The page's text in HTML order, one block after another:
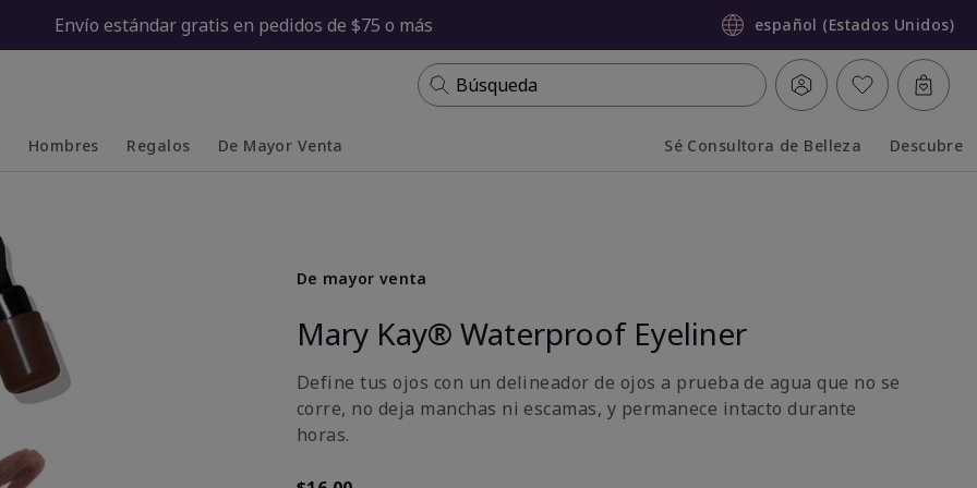
Envío estándar gratis en pedidos de $75 o más español (Estados Unidos)
Búsqueda
Hombres Regalos De Mayor Venta Sé Consultora de Belleza Descubre
De mayor venta
Mary Kay® Waterproof Eyeliner
Define tus ojos con un delineador de ojos a prueba de agua que no se
corre, no deja manchas ni escamas, y permanece intacto durante
horas.